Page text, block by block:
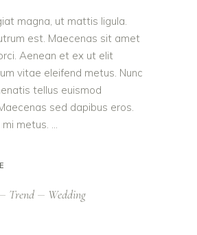
magna, ut mattis ligula.
est. Maecenas sit amet
Aenean et ex ut elit
vitae eleifend metus. Nunc
tellus euismod
sed dapibus eros.
mi metus.
Trend Wedding